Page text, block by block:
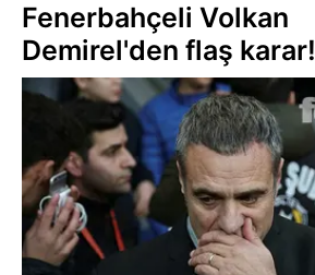
Fenerbahçeli Volkan
Demirel'den flaş karar!